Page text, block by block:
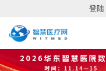
登陆